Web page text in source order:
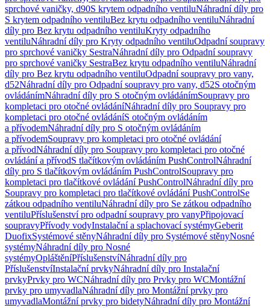
sprchové vaničky, d90S krytem odpadního ventiluNáhradní díly pro
S krytem odpadního ventiluBez krytu odpadního ventiluNáhradní
díly pro Bez krytu odpadního ventiluKryty odpadního
ventiluNáhradní díly pro Kryty odpadního ventiluOdpadní soupravy
pro sprchové vaničky SestraNáhradní díly pro Odpadní soupravy
pro sprchové vaničky SestraBez krytu odpadního ventiluNáhradní
díly pro Bez krytu odpadního ventiluOdpadní soupravy pro vany,
d52Náhradní díly pro Odpadní soupravy pro vany, d52S otočným
ovládánímNáhradní díly pro S otočným ovládánímSoupravy pro
kompletaci pro otočné ovládáníNáhradní díly pro Soupravy pro
kompletaci pro otočné ovládáníS otočným ovládáním
a přívodemNáhradní díly pro S otočným ovládáním
a přívodemSoupravy pro kompletaci pro otočné ovládání
a přívodNáhradní díly pro Soupravy pro kompletaci pro otočné
ovládání a přívodS tlačítkovým ovládáním PushControlNáhradní
díly pro S tlačítkovým ovládáním PushControlSoupravy pro
kompletaci pro tlačítkové ovládání PushControlNáhradní díly pro
Soupravy pro kompletaci pro tlačítkové ovládání PushControlSe
zátkou odpadního ventiluNáhradní díly pro Se zátkou odpadního
ventiluPříslušenství pro odpadní soupravy pro vanyPřipojovací
soupravyPřívody vodyInstalační a splachovací systémyGeberit
DuofixSystémové stěnyNáhradní díly pro Systémové stěnyNosné
systémyNáhradní díly pro Nosné
systémyOpláštěníPříslušenstvíNáhradní díly pro
PříslušenstvíInstalační prvkyNáhradní díly pro Instalační
prvkyPrvky pro WCNáhradní díly pro Prvky pro WCMontážní
prvky pro umyvadlaNáhradní díly pro Montážní prvky pro
umyvadlaMontážní prvky pro bidetyNáhradní díly pro Montážní